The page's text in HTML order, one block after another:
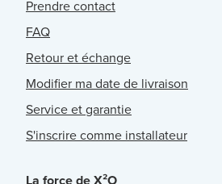
Prendre contact
FAQ
Retour et échange
Modifier ma date de livraison
Service et garantie
S'inscrire comme installateur